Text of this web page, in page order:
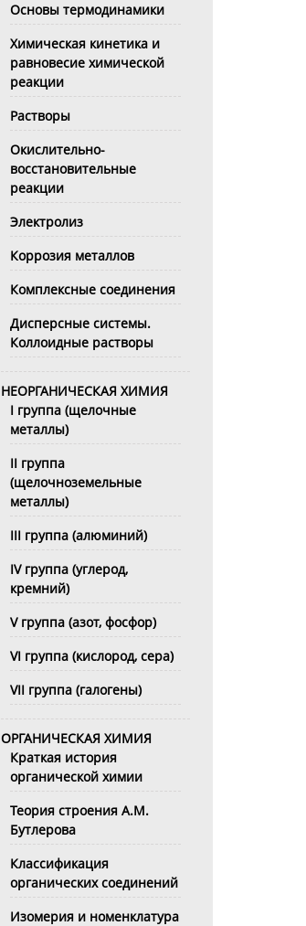
Основы термодинамики
Химическая кинетика и
равновесие химической
реакции
Растворы
Окислительно-
восстановительные
реакции
Электролиз
Коррозия металлов
Комплексные соединения
Дисперсные системы.
Коллоидные растворы
НЕОРГАНИЧЕСКАЯ ХИМИЯ
I группа (щелочные
металлы)
II группа
(щелочноземельные
металлы)
III группа (алюминий)
IV группа (углерод,
кремний)
V группа (азот, фосфор)
VI группа (кислород, сера)
VII группа (галогены)
ОРГАНИЧЕСКАЯ ХИМИЯ
Краткая история
органической химии
Теория строения А.М.
Бутлерова
Классификация
органических соединений
Изомерия и номенклатура